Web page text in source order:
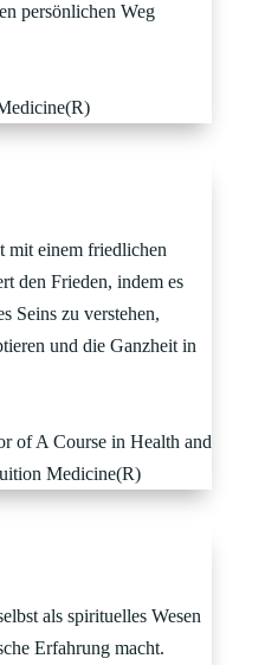
persönlichen Weg
mit einem friedlichen
den Frieden, indem es
Seins zu verstehen,
und die Ganzheit in
of A Course in Health and
Medicine(R)
als spirituelles Wesen
Erfahrung macht.